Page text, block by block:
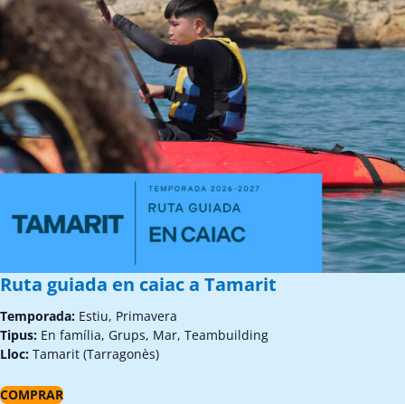
Ruta guiada en caiac a Tamarit
Temporada: Estiu, Primavera
Tipus: En família, Grups, Mar, Teambuilding
Lloc: Tamarit (Tarragonès)
COMPRAR